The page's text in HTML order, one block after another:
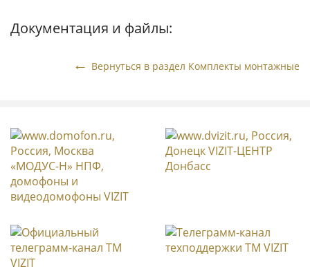
Документация и файлы:
Вернуться в раздел Комплекты монтажные